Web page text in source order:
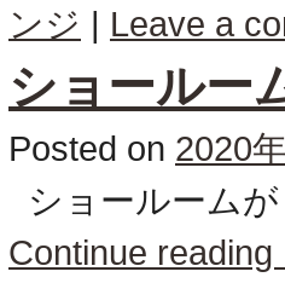
ンジ | Leave a
ショールー
Posted on 2020
ショールーム
Continue reading